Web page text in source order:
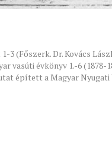
3 (Főszerk. Dr. Kovács
vasúti évkönyv 1.-6 (1878-
épített a Magyar